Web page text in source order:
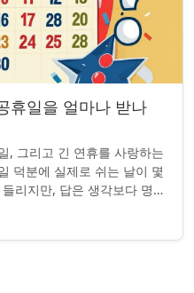
휴일을 얼마나 받나
, 그리고 긴 연휴를 사랑하는
덕분에 실제로 쉬는 날이 몇
리지만, 답은 생각보다 명확